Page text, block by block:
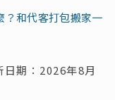
？和代客打包搬家一
期：2026年8月